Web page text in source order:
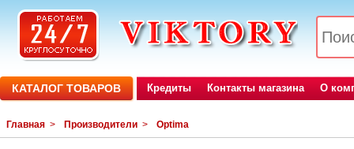
КАТАЛОГ ТОВАРОВ Кредиты Контакты магазина О
Главная > Производители > Optima